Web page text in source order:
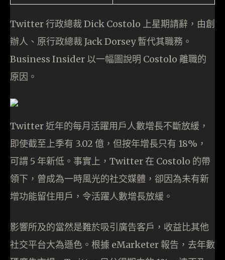
Twitter 行政總裁 Dick Costolo 上星期請辭，由創
辦人、原行政總裁 Jack Dorsey 暫代其職務。
Business Insider 以一幅圖說明 Costolo 離職的
原因。
Twitter 近年的每月活躍用戶人數增長不斷放緩，
即使截至上季有 3.02 億，但按年增長只有 18%，
可謂 5 年新低。事實上，Twitter 在 Costolo 的帶
領下，曾成為一時風光的社交媒體，卻因為未有新
增功能留住用戶，令活躍人數增長放緩。
影響所及的當然是難於吸引廣告客戶，收益比其他
社交平台大為遜色。根據 eMarketer 報告，去年數